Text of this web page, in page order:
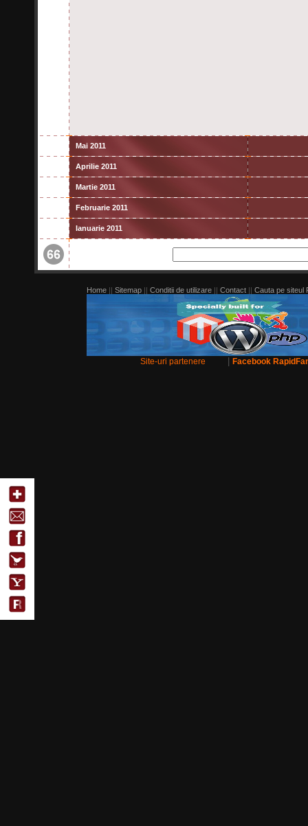
Mai 2011
Aprilie 2011
Martie 2011
Februarie 2011
Ianuarie 2011